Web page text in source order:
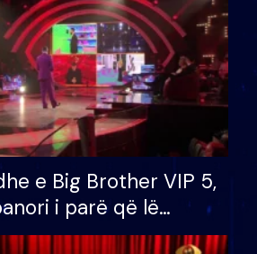
e Big Brother VIP 5,
i parë që lë
humb mundësinë për